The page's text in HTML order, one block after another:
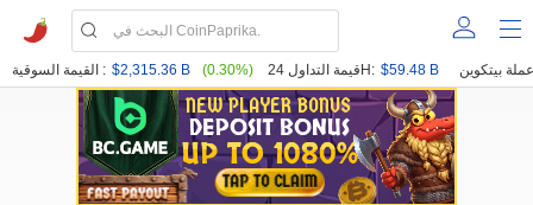
القيمة السوقية : $2,315.36 B (0.30%) قيمة التداول 24H: $59.48 B